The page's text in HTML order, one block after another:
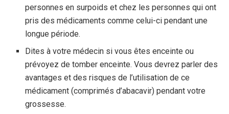
personnes en surpoids et chez les personnes qui ont
pris des médicaments comme celui-ci pendant une
longue période.
Dites à votre médecin si vous êtes enceinte ou
prévoyez de tomber enceinte. Vous devrez parler des
avantages et des risques de l’utilisation de ce
médicament (comprimés d’abacavir) pendant votre
grossesse.